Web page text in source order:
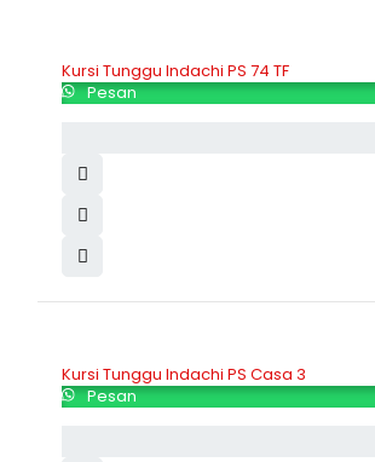
Kursi Tunggu Indachi PS 74 TF
Pesan
Kursi Tunggu Indachi PS Casa 3
Pesan